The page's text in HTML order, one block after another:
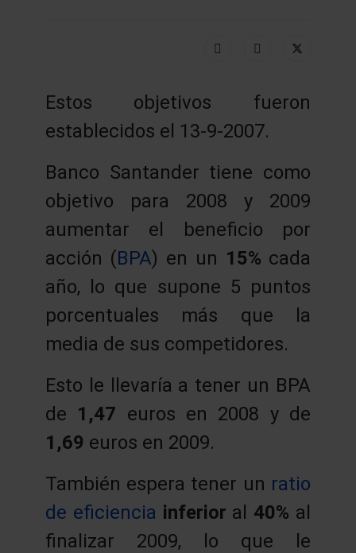
Estos objetivos fueron
establecidos el 13-9-2007.
Banco Santander tiene como
objetivo para 2008 y 2009
aumentar el beneficio por
acción (BPA) en un 15% cada
año, lo que supone 5 puntos
porcentuales más que la
media de sus competidores.
Esto le llevaría a tener un BPA
de 1,47 euros en 2008 y de
1,69 euros en 2009.
También espera tener un ratio
de eficiencia inferior al 40% al
finalizar 2009, lo que le